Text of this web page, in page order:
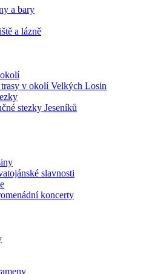
a bary
a lázně
v okolí Velkých Losin
stezky Jeseníků
slavnosti
koncerty